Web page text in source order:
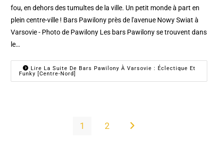
fou, en dehors des tumultes de la ville. Un petit monde à part en
plein centre-ville ! Bars Pawilony près de l'avenue Nowy Swiat à
Varsovie - Photo de Pawilony Les bars Pawilony se trouvent dans
le…
Lire La Suite De Bars Pawilony À Varsovie : Éclectique Et
Funky [Centre-Nord]
1 2 Aller à la page suivante